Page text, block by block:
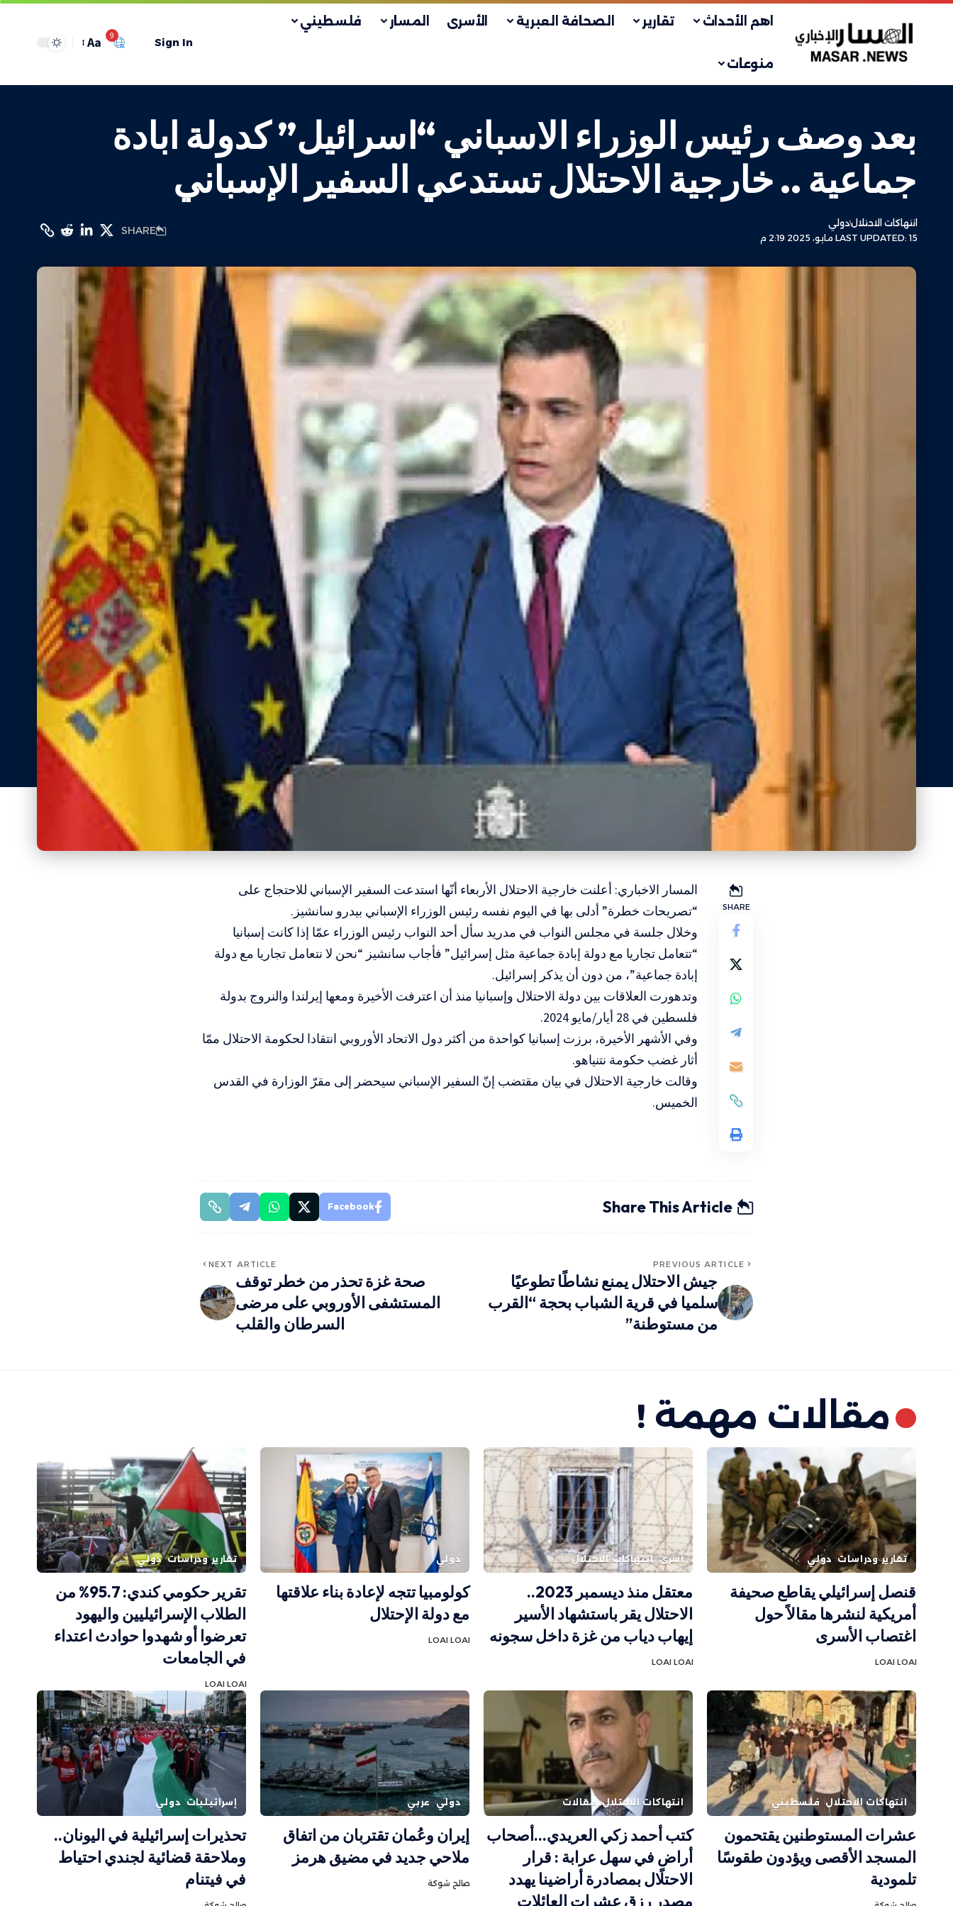
اهم الأحداث تقارير الصحافة العبرية الأسرى المسار فلسطيني
منوعات
Sign In
9
Aa
بعد وصف رئيس الوزراء الاسباني “اسرائيل” كدولة ابادة
جماعية .. خارجية الاحتلال تستدعي السفير الإسباني
LAST UPDATED: 15 مايو، 2025 2:19 م
انتهاكات الاحتلالدولي
SHARE
SHARE
المسار الاخباري: أعلنت خارجية الاحتلال الأربعاء أنّها استدعت السفير الإسباني للاحتجاج على
“تصريحات خطرة” أدلى بها في اليوم نفسه رئيس الوزراء الإسباني بيدرو سانشيز.
وخلال جلسة في مجلس النواب في مدريد سأل أحد النواب رئيس الوزراء عمّا إذا كانت إسبانيا
“تتعامل تجاريا مع دولة إبادة جماعية مثل إسرائيل” فأجاب سانشيز “نحن لا نتعامل تجاريا مع دولة
إبادة جماعية”، من دون أن يذكر إسرائيل.
وتدهورت العلاقات بين دولة الاحتلال وإسبانيا منذ أن اعترفت الأخيرة ومعها إيرلندا والنروج بدولة
فلسطين في 28 أيار/مايو 2024.
وفي الأشهر الأخيرة، برزت إسبانيا كواحدة من أكثر دول الاتحاد الأوروبي انتقادا لحكومة الاحتلال ممّا
أثار غضب حكومة نتنياهو.
وقالت خارجية الاحتلال في بيان مقتضب إنّ السفير الإسباني سيحضر إلى مقرّ الوزارة في القدس
الخميس.
Share This Article
Facebook
PREVIOUS ARTICLE
جيش الاحتلال يمنع نشاطًا تطوعيًا
سلميا في قرية الشباب بحجة “القرب
من مستوطنة”
NEXT ARTICLE
صحة غزة تحذر من خطر توقف
المستشفى الأوروبي على مرضى
السرطان والقلب
مقالات مهمة !
تقارير ودراسات دولي
قنصل إسرائيلي يقاطع صحيفة
أمريكية لنشرها مقالاً حول
اغتصاب الأسرى
LOAI LOAI
أسرى انتهاكات الاحتلال
معتقل منذ ديسمبر 2023..
الاحتلال يقر باستشهاد الأسير
إيهاب دياب من غزة داخل سجونه
LOAI LOAI
دولي
كولومبيا تتجه لإعادة بناء علاقتها
مع دولة الإحتلال
LOAI LOAI
تقارير ودراسات دولي
تقرير حكومي كندي: 95.7% من
الطلاب الإسرائيليين واليهود
تعرضوا أو شهدوا حوادث اعتداء
في الجامعات
LOAI LOAI
انتهاكات الاحتلال فلسطيني
عشرات المستوطنين يقتحمون
المسجد الأقصى ويؤدون طقوسًا
تلمودية
انتهاكات الاحتلال مقالات
كتب أحمد زكي العريدي…أصحاب
أراضٍ في سهل عرابة : قرار
الاحتلال بمصادرة أراضينا يهدد
مصدر رزق عشرات العائلات
دولي عربي
إيران وعُمان تقتربان من اتفاق
ملاحي جديد في مضيق هرمز
صالح شوكة
إسرائيليات دولي
تحذيرات إسرائيلية في اليونان..
وملاحقة قضائية لجندي احتياط
في فيتنام